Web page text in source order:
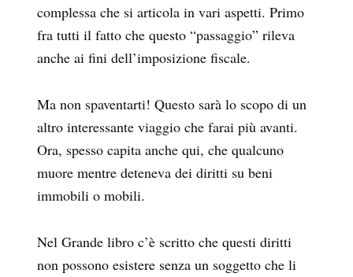
complessa che si articola in vari aspetti. Primo
fra tutti il fatto che questo “passaggio” rileva
anche ai fini dell’imposizione fiscale.
Ma non spaventarti! Questo sarà lo scopo di un
altro interessante viaggio che farai più avanti.
Ora, spesso capita anche qui, che qualcuno
muore mentre deteneva dei diritti su beni
immobili o mobili.
Nel Grande libro c’è scritto che questi diritti
non possono esistere senza un soggetto che li